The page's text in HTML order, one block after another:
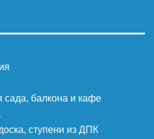
балкона и кафе
ступени из ДПК